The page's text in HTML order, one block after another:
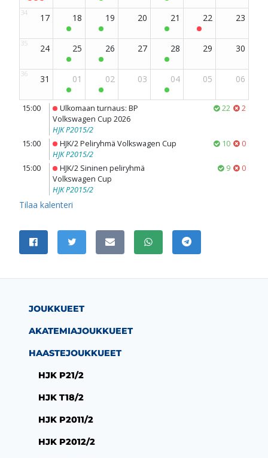
JAA SIVU
Jaa Facebookissa
Jaa TwitterissäJaa sähköpostitse
Jaa WhatsAppissa
Jaa Telegramissa
JOUKKUEET
AKATEMIAJOUKKUEET
HAASTEJOUKKUEET
HJK P21/2
HJK T18/2
HJK P2011/2
HJK P2012/2
sivu
kanava